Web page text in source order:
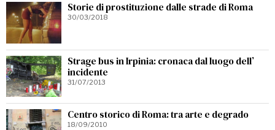
Storie di prostituzione dalle strade di Roma
30/03/2018
Strage bus in Irpinia: cronaca dal luogo dell’
incidente
31/07/2013
Centro storico di Roma: tra arte e degrado
18/09/2010